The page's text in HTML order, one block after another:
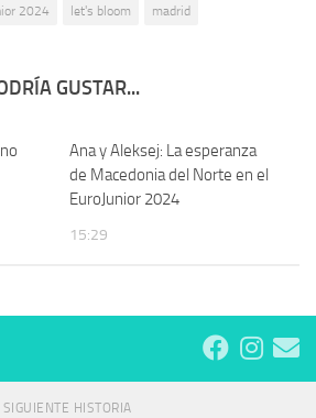
2024 let's bloom madrid
GUSTAR...
Ana y Aleksej: La esperanza
de Macedonia del Norte en el
EuroJunior 2024
15:29
SIGUIENTE HISTORIA